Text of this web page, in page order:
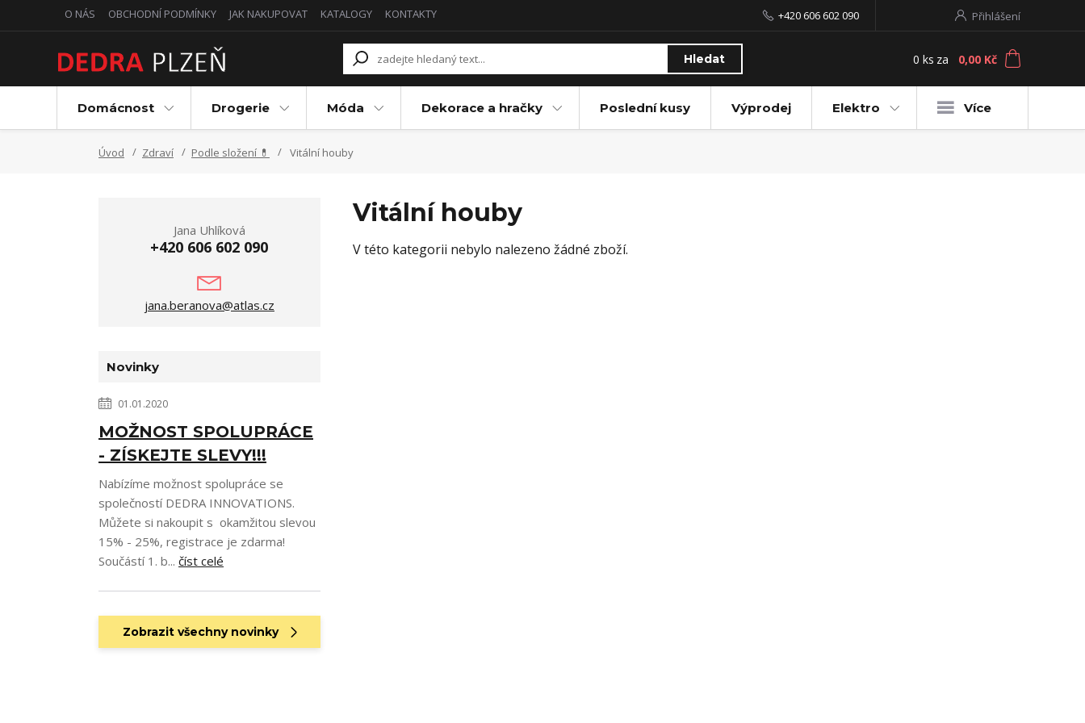
O NÁS OBCHODNÍ PODMÍNKY JAK NAKUPOVAT KATALOGY KONTAKTY Přihlášení
Hledat
+420 606 602 090
0 ks za 0,00 Kč
Domácnost Drogerie Móda Dekorace a hračky Poslední kusy Výprodej Elektro Více
Úvod Zdraví Podle složení 💊 Vitální houby
Vitální houby
V této kategorii nebylo nalezeno žádné zboží.
Jana Uhlíková
+420 606 602 090
jana.beranova@atlas.cz
Novinky
01.01.2020
MOŽNOST SPOLUPRÁCE
- ZÍSKEJTE SLEVY!!!
Nabízíme možnost spolupráce se
společností DEDRA INNOVATIONS.
Můžete si nakoupit s okamžitou slevou
15% - 25%, registrace je zdarma!
Součástí 1. b... číst celé
Zobrazit všechny novinky